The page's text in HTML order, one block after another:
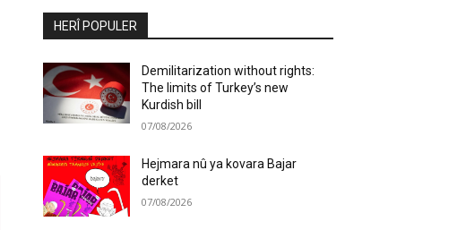
HERÎ POPULER
Demilitarization without rights:
The limits of Turkey’s new
Kurdish bill
07/08/2026
Hejmara nû ya kovara Bajar
derket
07/08/2026